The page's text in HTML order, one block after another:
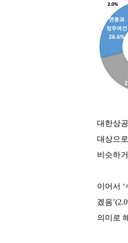
대한상
대상으
비슷하
이어서
겠음
의미로